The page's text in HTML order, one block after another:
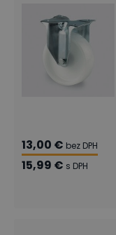
13,00 € bez DPH
15,99 € s DPH